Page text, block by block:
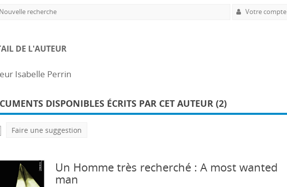
Nouvelle recherche Votre compte
DE L'AUTEUR
Isabelle Perrin
DISPONIBLES ÉCRITS PAR CET AUTEUR (2)
Faire une suggestion
Un Homme très recherché : A most wanted
man